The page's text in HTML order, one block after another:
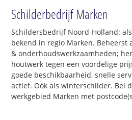
Schilderbedrijf Marken
Schildersbedrijf Noord-Holland:
bekend in regio Marken. Beheerst
& onderhoudswerkzaamheden;
houtwerk tegen een voordelige
goede beschikbaarheid, snelle
actief. Oók als winterschilder. Bel
werkgebied Marken met